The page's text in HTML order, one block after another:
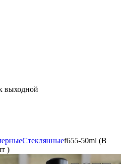
выходной
Стеклянныеf655-50ml (В
)